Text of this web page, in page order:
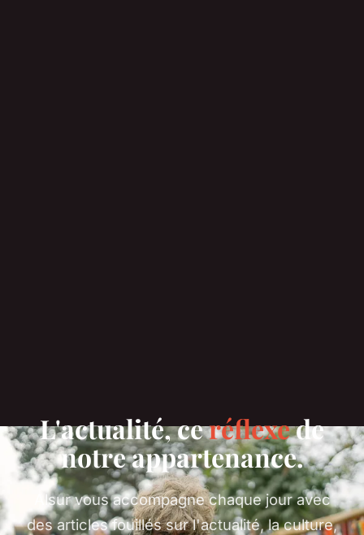
L'actualité, ceréflexede
notre appartenance.
Alsur vous accompagne chaque jour avec
des articles fouillés sur l'actualité, la culture,